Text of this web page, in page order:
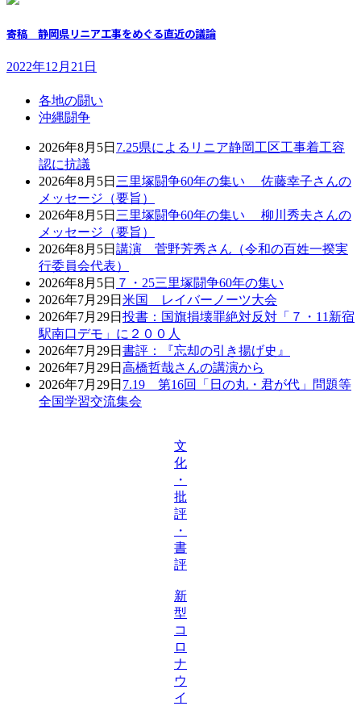
寄稿 静岡県リニア工事をめぐる直近の議論
2022年12月21日
各地の闘い
沖縄闘争
2026年8月5日 7.25県によるリニア静岡工区工事着工容
認に抗議
2026年8月5日 三里塚闘争60年の集い 佐藤幸子さんの
メッセージ（要旨）
2026年8月5日 三里塚闘争60年の集い 柳川秀夫さんの
メッセージ（要旨）
2026年8月5日 講演 菅野芳秀さん（令和の百姓一揆実
行委員会代表）
2026年8月5日 ７・25三里塚闘争60年の集い
2026年7月29日 米国 レイバーノーツ大会
2026年7月29日 投書：国旗損壊罪絶対反対「７・11新宿
駅南口デモ」に２００人
2026年7月29日 書評：『忘却の引き揚げ史』
2026年7月29日 高橋哲哉さんの講演から
2026年7月29日 7.19 第16回「日の丸・君が代」問題等
全国学習交流集会
文
化
・
批
評
・
書
評
新
型
コ
ロ
ナ
ウ
イ